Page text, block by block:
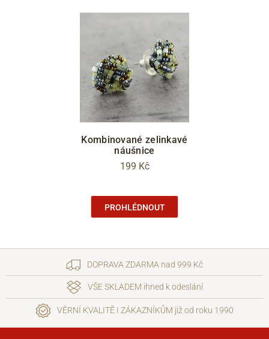
Kombinované zelinkavé
náušnice
199 Kč
PROHLÉDNOUT
DOPRAVA ZDARMA nad 999 Kč
VŠE SKLADEM ihned k odeslání
VĚRNÍ KVALITĚ I ZÁKAZNÍKŮM již od roku 1990